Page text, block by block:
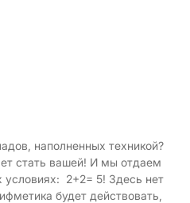
наполненных техникой?
стать вашей! И мы отдаем
2+2= 5! Здесь нет
будет действовать,